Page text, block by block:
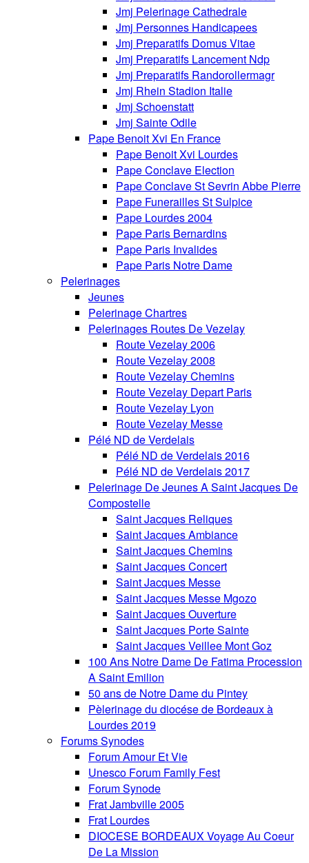
Jmj Pelerinage Cathedrale
Jmj Personnes Handicapees
Jmj Preparatifs Domus Vitae
Jmj Preparatifs Lancement Ndp
Jmj Preparatifs Randorollermagr
Jmj Rhein Stadion Italie
Jmj Schoenstatt
Jmj Sainte Odile
Pape Benoit Xvi En France
Pape Benoit Xvi Lourdes
Pape Conclave Election
Pape Conclave St Sevrin Abbe Pierre
Pape Funerailles St Sulpice
Pape Lourdes 2004
Pape Paris Bernardins
Pape Paris Invalides
Pape Paris Notre Dame
Pelerinages
Jeunes
Pelerinage Chartres
Pelerinages Routes De Vezelay
Route Vezelay 2006
Route Vezelay 2008
Route Vezelay Chemins
Route Vezelay Depart Paris
Route Vezelay Lyon
Route Vezelay Messe
Pélé ND de Verdelais
Pélé ND de Verdelais 2016
Pélé ND de Verdelais 2017
Pelerinage De Jeunes A Saint Jacques De
Compostelle
Saint Jacques Reliques
Saint Jacques Ambiance
Saint Jacques Chemins
Saint Jacques Concert
Saint Jacques Messe
Saint Jacques Messe Mgozo
Saint Jacques Ouverture
Saint Jacques Porte Sainte
Saint Jacques Veillee Mont Goz
100 Ans Notre Dame De Fatima Procession
A Saint Emilion
50 ans de Notre Dame du Pintey
Pèlerinage du diocése de Bordeaux à
Lourdes 2019
Forums Synodes
Forum Amour Et Vie
Unesco Forum Family Fest
Forum Synode
Frat Jambville 2005
Frat Lourdes
DIOCESE BORDEAUX Voyage Au Coeur
De La Mission